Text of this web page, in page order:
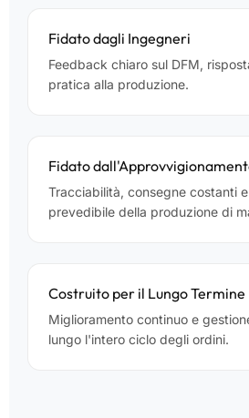
Fidato dagli Ingegneri
Feedback chiaro sul DFM,
pratica alla produzione.
Fidato
Tracciabilità, consegne costanti
prevedibile della produzione di
Costruito per il Lungo Termine
Miglioramento continuo e
lungo l'intero ciclo degli ordini.